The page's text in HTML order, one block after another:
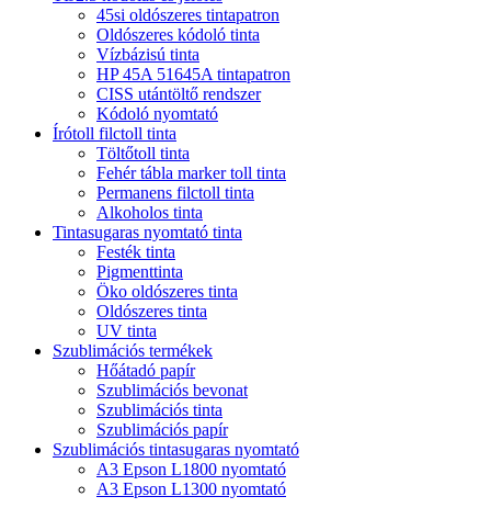
45si oldószeres tintapatron
Oldószeres kódoló tinta
Vízbázisú tinta
HP 45A 51645A tintapatron
CISS utántöltő rendszer
Kódoló nyomtató
Írótoll filctoll tinta
Töltőtoll tinta
Fehér tábla marker toll tinta
Permanens filctoll tinta
Alkoholos tinta
Tintasugaras nyomtató tinta
Festék tinta
Pigmenttinta
Öko oldószeres tinta
Oldószeres tinta
UV tinta
Szublimációs termékek
Hőátadó papír
Szublimációs bevonat
Szublimációs tinta
Szublimációs papír
Szublimációs tintasugaras nyomtató
A3 Epson L1800 nyomtató
A3 Epson L1300 nyomtató